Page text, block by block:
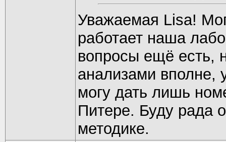
Уважаемая Lisa!
работает наша
вопросы ещё есть,
анализами вполне,
могу дать лишь
Питере. Буду рада
методике.